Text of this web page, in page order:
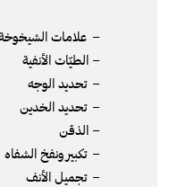
– علامات
– الطيّات الأنفية
– تحديد الوجه
– تحديد الخدين
– الذقن
– تكبير ونفخ الشفاه
– تجميل الأنف